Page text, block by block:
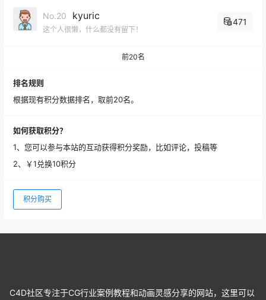
No.20 kyuric
这个人很懒，什么都没有留下！
471
前20名
排名规则
根据现有积分数据排名，取前20名。
如何获取积分？
1、您可以参与本站的互动获得积分奖励，比如评论，投稿等
2、￥1兑换10积分
积分购买
C4D社区专注于CG行业案例教程和动画灵感分享的网站，这里可以